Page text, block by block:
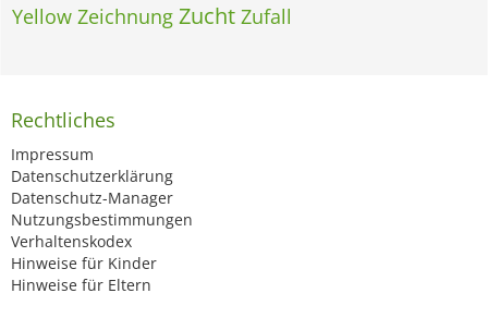
Yellow Zeichnung Zucht Zufall
Rechtliches
Impressum
Datenschutzerklärung
Datenschutz-Manager
Nutzungsbestimmungen
Verhaltenskodex
Hinweise für Kinder
Hinweise für Eltern